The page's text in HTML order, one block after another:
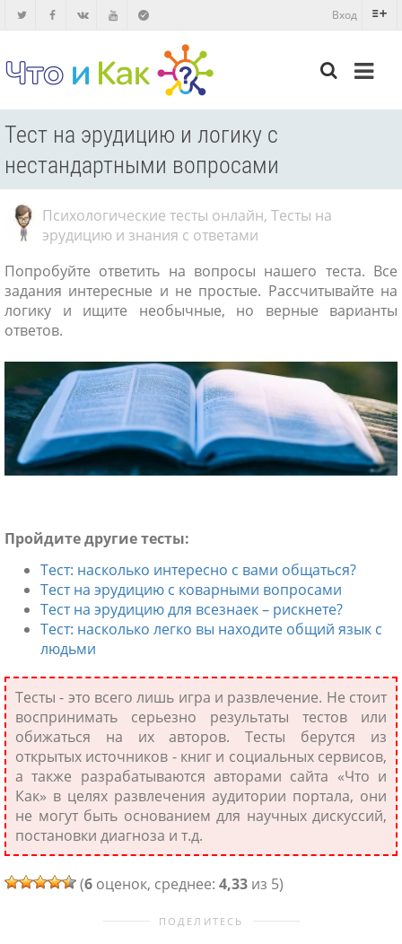
Вход
Тест на эрудицию и логику с
нестандартными вопросами
Психологические тесты онлайн, Тесты на
эрудицию и знания с ответами
Попробуйте ответить на вопросы нашего теста. Все
задания интересные и не простые. Рассчитывайте на
логику и ищите необычные, но верные варианты
ответов.
Пройдите другие тесты:
Тест: насколько интересно с вами общаться?
Тест на эрудицию с коварными вопросами
Тест на эрудицию для всезнаек – рискнете?
Тест: насколько легко вы находите общий язык с
людьми
Тесты - это всего лишь игра и развлечение. Не стоит
воспринимать серьезно результаты тестов или
обижаться на их авторов. Тесты берутся из
открытых источников - книг и социальных сервисов,
а также разрабатываются авторами сайта «Что и
Как» в целях развлечения аудитории портала, они
не могут быть основанием для научных дискуссий,
постановки диагноза и т.д.
(6 оценок, среднее: 4,33 из 5)
ПОДЕЛИТЕСЬ